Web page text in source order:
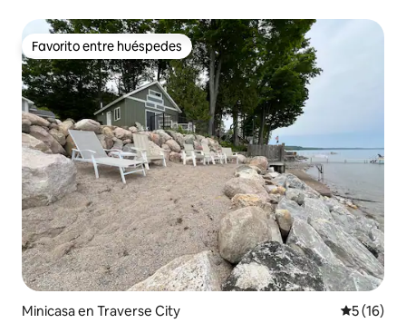
Favorito entre huéspedes
Favorito entre huéspedes
Minicasa en Traverse City
5 (16)